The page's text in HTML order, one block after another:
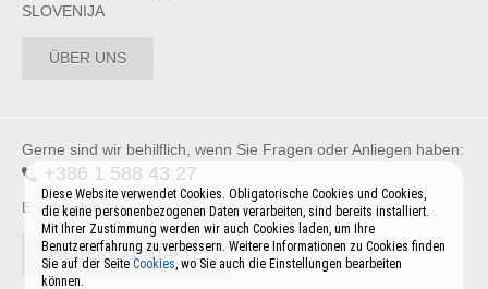
SLOVENIJA
ÜBER UNS
Gerne sind wir behilflich, wenn Sie Fragen oder Anliegen haben:
+386 1 588 43 27
E: info@jub.eu
WEITERE KONTAKTE
Diese Website verwendet Cookies. Obligatorische Cookies und Cookies,
die keine personenbezogenen Daten verarbeiten, sind bereits installiert.
Mit Ihrer Zustimmung werden wir auch Cookies laden, um Ihre
Benutzererfahrung zu verbessern. Weitere Informationen zu Cookies finden
Sie auf der SeiteCookies, wo Sie auch die Einstellungen bearbeiten
können.